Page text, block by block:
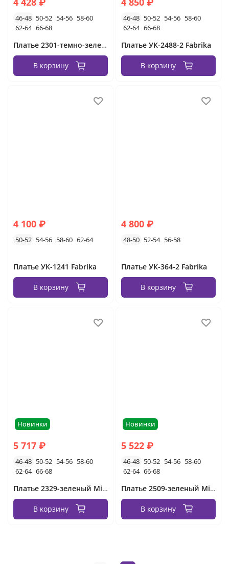
46-48 50-52 54-56 58-60
62-64 66-68
Платье 2301-темно-зеленый Minova
В корзину
46-48 50-52 54-56 58-60
62-64 66-68
Платье УК-2488-2 Fabrika
В корзину
4 100 ₽
50-52 54-56 58-60 62-64
Платье УК-1241 Fabrika
В корзину
4 800 ₽
48-50 52-54 56-58
Платье УК-364-2 Fabrika
В корзину
Новинки
5 717 ₽
46-48 50-52 54-56 58-60
62-64 66-68
Платье 2329-зеленый Minova
В корзину
Новинки
5 522 ₽
46-48 50-52 54-56 58-60
62-64 66-68
Платье 2509-зеленый Minova
В корзину